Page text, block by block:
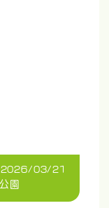
2026/03/21
園